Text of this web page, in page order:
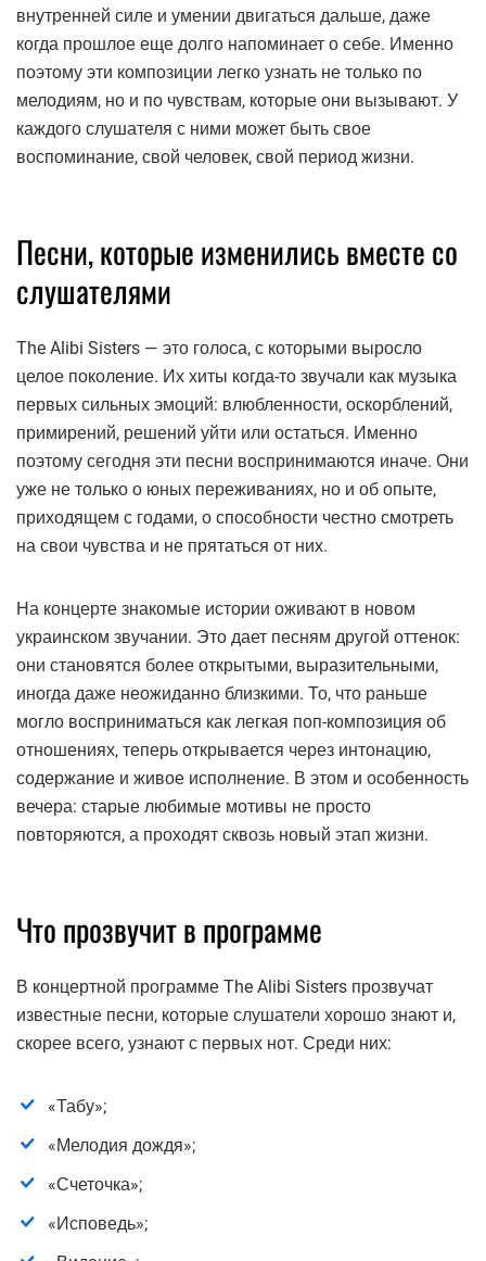
внутренней силе и умении двигаться дальше, даже
когда прошлое еще долго напоминает о себе. Именно
поэтому эти композиции легко узнать не только по
мелодиям, но и по чувствам, которые они вызывают. У
каждого слушателя с ними может быть свое
воспоминание, свой человек, свой период жизни.
Песни, которые изменились вместе со
слушателями
The Alibi Sisters — это голоса, с которыми выросло
целое поколение. Их хиты когда-то звучали как музыка
первых сильных эмоций: влюбленности, оскорблений,
примирений, решений уйти или остаться. Именно
поэтому сегодня эти песни воспринимаются иначе. Они
уже не только о юных переживаниях, но и об опыте,
приходящем с годами, о способности честно смотреть
на свои чувства и не прятаться от них.
На концерте знакомые истории оживают в новом
украинском звучании. Это дает песням другой оттенок:
они становятся более открытыми, выразительными,
иногда даже неожиданно близкими. То, что раньше
могло восприниматься как легкая поп-композиция об
отношениях, теперь открывается через интонацию,
содержание и живое исполнение. В этом и особенность
вечера: старые любимые мотивы не просто
повторяются, а проходят сквозь новый этап жизни.
Что прозвучит в программе
В концертной программе The Alibi Sisters прозвучат
известные песни, которые слушатели хорошо знают и,
скорее всего, узнают с первых нот. Среди них:
«Табу»;
«Мелодия дождя»;
«Счеточка»;
«Исповедь»;